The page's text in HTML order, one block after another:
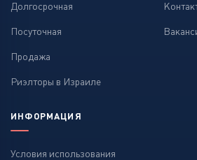
Долгосрочная
Посуточная
Продажа
Риэлторы в Израиле
ИНФОРМАЦИЯ
Условия использования